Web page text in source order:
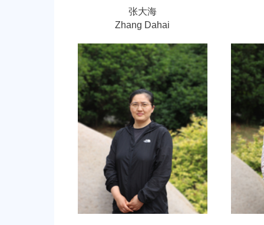
张大海
Zhang Dahai